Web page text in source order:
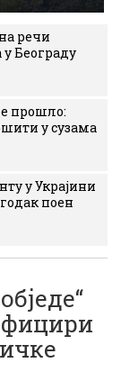
речи
Београду
прошло:
у сузама
у Украјини
поен